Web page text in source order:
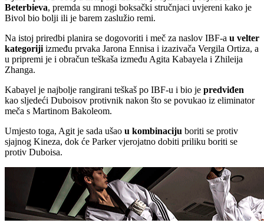
Beterbieva, premda su mnogi boksački stručnjaci uvjereni kako je
Bivol bio bolji ili je barem zaslužio remi.
Na istoj priredbi planira se dogovoriti i meč za naslov IBF-a u velter
kategoriji između prvaka Jarona Ennisa i izazivača Vergila Ortiza, a
u pripremi je i obračun teškaša između Agita Kabayela i Zhileija
Zhanga.
Kabayel je najbolje rangirani teškaš po IBF-u i bio je predviđen
kao sljedeći Duboisov protivnik nakon što se povukao iz eliminator
meča s Martinom Bakoleom.
Umjesto toga, Agit je sada ušao u kombinaciju boriti se protiv
sjajnog Kineza, dok će Parker vjerojatno dobiti priliku boriti se
protiv Duboisa.